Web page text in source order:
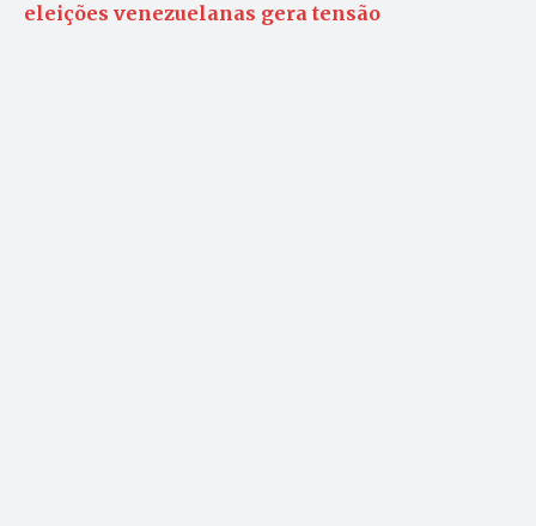
eleições venezuelanas gera tensão